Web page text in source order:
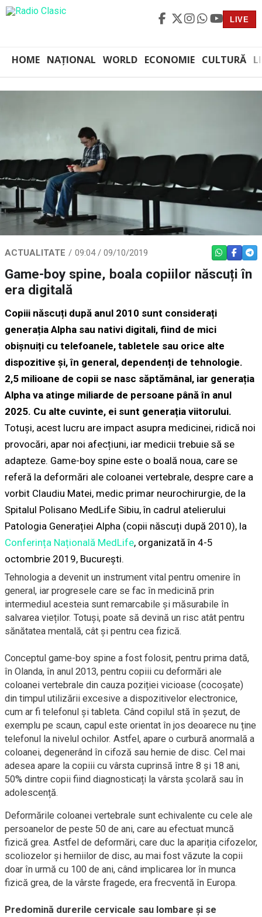
LIVE
HOME NAȚIONAL WORLD ECONOMIE CULTURĂ
ACTUALITATE 09:04 / 09/10/2019 WHATSAPP
Game-boy spine, boala copiilor născuți în
era digitală
Copiii născuți după anul 2010 sunt considerați
generația Alpha sau nativi digitali, fiind de mici
obișnuiți cu telefoanele, tabletele sau orice alte
dispozitive și, în general, dependenți de tehnologie.
2,5 milioane de copii se nasc săptămânal, iar generația
Alpha va atinge miliarde de persoane până în anul
2025. Cu alte cuvinte, ei sunt generația viitorului.
Totuși, acest lucru are impact asupra medicinei, ridică noi
provocări, apar noi afecțiuni, iar medicii trebuie să se
adapteze. Game-boy spine este o boală noua, care se
referă la deformări ale coloanei vertebrale, despre care a
vorbit Claudiu Matei, medic primar neurochirurgie, de la
Spitalul Polisano MedLife Sibiu, în cadrul atelierului
Patologia Generației Alpha (copii născuți după 2010), la
Conferința Națională MedLife, organizată în 4-5
octombrie 2019, București.
Tehnologia a devenit un instrument vital pentru omenire în
general, iar progresele care se fac în medicină prin
intermediul acesteia sunt remarcabile și măsurabile în
salvarea vieților. Totuși, poate să devină un risc atât pentru
sănătatea mentală, cât și pentru cea fizică.
Conceptul game-boy spine a fost folosit, pentru prima dată,
în Olanda, în anul 2013, pentru copiii cu deformări ale
coloanei vertebrale din cauza poziției vicioase (cocoșate)
din timpul utilizării excesive a dispozitivelor electronice,
cum ar fi telefonul și tableta. Când copilul stă în șezut, de
exemplu pe scaun, capul este orientat în jos deoarece nu ține
telefonul la nivelul ochilor. Astfel, apare o curbură anormală a
coloanei, degenerând în cifoză sau hernie de disc. Cel mai
adesea apare la copiii cu vârsta cuprinsă între 8 și 18 ani,
50% dintre copii fiind diagnosticați la vârsta școlară sau în
adolescență.
Deformările coloanei vertebrale sunt echivalente cu cele ale
persoanelor de peste 50 de ani, care au efectuat muncă
fizică grea. Astfel de deformări, care duc la apariția cifozelor,
scoliozelor și herniilor de disc, au mai fost văzute la copii
doar în urmă cu 100 de ani, când implicarea lor în munca
fizică grea, de la vârste fragede, era frecventă în Europa.
Predomină durerile cervicale sau lombare și se